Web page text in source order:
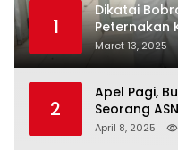
1
Dikatai
Peternakan
Maret 13, 2025
2
Apel Pagi,
Seorang
April 8, 2025